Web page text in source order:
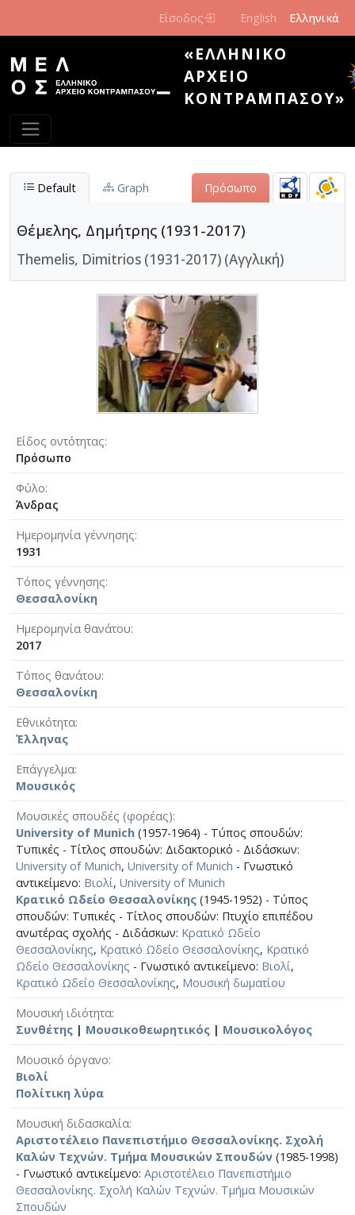
Είσοδος English Ελληνικά
«ΕΛΛΗΝΙΚΌ
ΑΡΧΕΊΟ
ΚΟΝΤΡΑΜΠΆΣΟΥ»
Default Graph Πρόσωπο
Θέμελης, Δημήτρης (1931-2017)
Themelis, Dimitrios (1931-2017) (Αγγλική)
Είδος οντότητας
Πρόσωπο
Φύλο
Άνδρας
Ημερομηνία γέννησης
1931
Τόπος γέννησης
Θεσσαλονίκη
Ημερομηνία θανάτου
2017
Τόπος θανάτου
Θεσσαλονίκη
Εθνικότητα
Έλληνας
Επάγγελμα
Μουσικός
Μουσικές σπουδές (φορέας)
University of Munich (1957-1964) - Τύπος σπουδών:
Τυπικές - Τίτλος σπουδών: Διδακτορικό - Διδάσκων:
University of Munich, University of Munich - Γνωστικό
αντικείμενο: Βιολί, University of Munich
Κρατικό Ωδείο Θεσσαλονίκης (1945-1952) - Τύπος
σπουδών: Τυπικές - Τίτλος σπουδών: Πτυχίο επιπέδου
ανωτέρας σχολής - Διδάσκων: Κρατικό Ωδείο
Θεσσαλονίκης, Κρατικό Ωδείο Θεσσαλονίκης, Κρατικό
Ωδείο Θεσσαλονίκης - Γνωστικό αντικείμενο: Βιολί,
Κρατικό Ωδείο Θεσσαλονίκης, Μουσική δωματίου
Μουσική ιδιότητα
Συνθέτης | Μουσικοθεωρητικός | Μουσικολόγος
Μουσικό όργανο
Βιολί
Πολίτικη λύρα
Μουσική διδασκαλία
Αριστοτέλειο Πανεπιστήμιο Θεσσαλονίκης. Σχολή
Καλών Τεχνών. Τμήμα Μουσικών Σπουδών (1985-1998)
- Γνωστικό αντικείμενο: Αριστοτέλειο Πανεπιστήμιο
Θεσσαλονίκης. Σχολή Καλών Τεχνών. Τμήμα Μουσικών
Σπουδών